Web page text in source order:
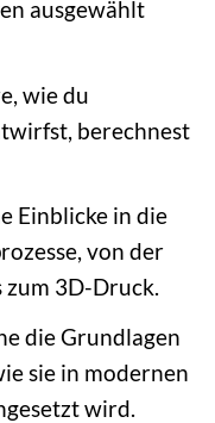
ausgewählt
wie du
berechnest
Einblicke in die
von der
zum 3D-Druck.
die Grundlagen
sie in modernen
wird.